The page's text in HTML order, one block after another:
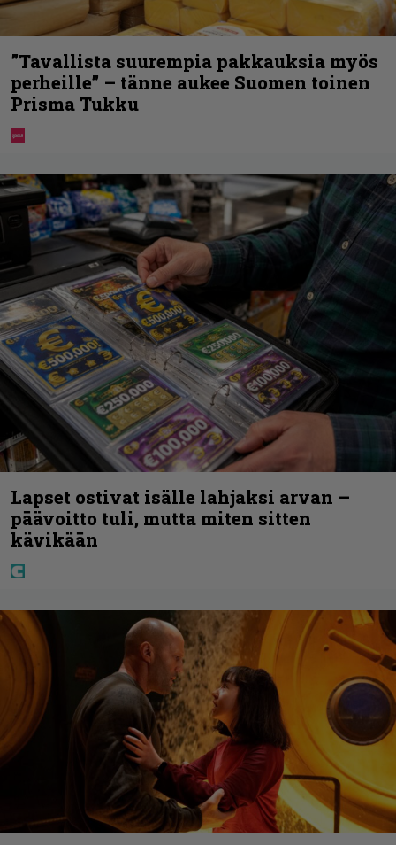
”Tavallista suurempia pakkauksia myös
perheille” – tänne aukee Suomen toinen
Prisma Tukku
Lapset ostivat isälle lahjaksi arvan –
päävoitto tuli, mutta miten sitten
kävikään